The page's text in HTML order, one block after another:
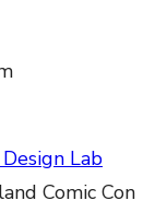
Lab
Comic Con